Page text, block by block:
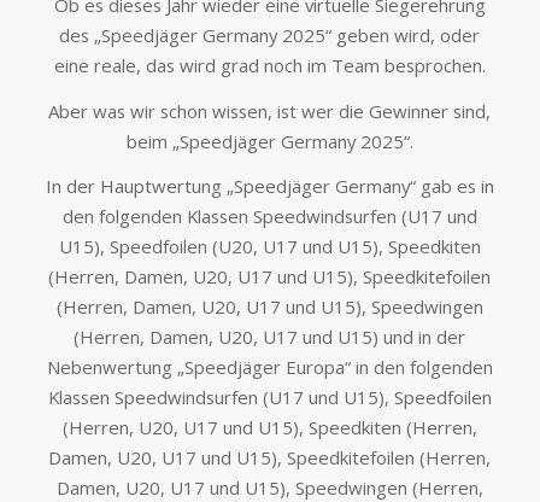
Ob es dieses Jahr wieder eine virtuelle Siegerehrung
des „Speedjäger Germany 2025“ geben wird, oder
eine reale, das wird grad noch im Team besprochen.
Aber was wir schon wissen, ist wer die Gewinner sind,
beim „Speedjäger Germany 2025“.
In der Hauptwertung „Speedjäger Germany“ gab es in
den folgenden Klassen Speedwindsurfen (U17 und
U15), Speedfoilen (U20, U17 und U15), Speedkiten
(Herren, Damen, U20, U17 und U15), Speedkitefoilen
(Herren, Damen, U20, U17 und U15), Speedwingen
(Herren, Damen, U20, U17 und U15) und in der
Nebenwertung „Speedjäger Europa“ in den folgenden
Klassen Speedwindsurfen (U17 und U15), Speedfoilen
(Herren, U20, U17 und U15), Speedkiten (Herren,
Damen, U20, U17 und U15), Speedkitefoilen (Herren,
Damen, U20, U17 und U15), Speedwingen (Herren,